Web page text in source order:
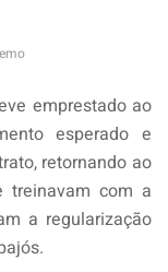
emprestado ao
esperado e
retornando ao
treinavam com a
a regularização